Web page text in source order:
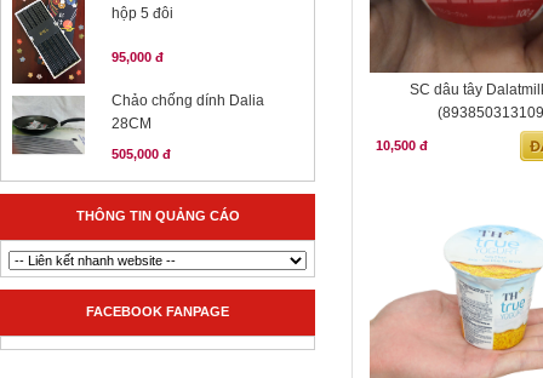
hộp 5 đôi
95,000 đ
Chảo chống dính Dalia
28CM
505,000 đ
THÔNG TIN QUẢNG CÁO
FACEBOOK FANPAGE
SC dâu tây
10,500 đ